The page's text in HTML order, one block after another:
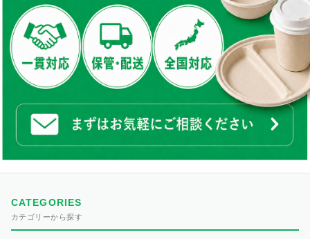
CATEGORIES
カテゴリーから探す